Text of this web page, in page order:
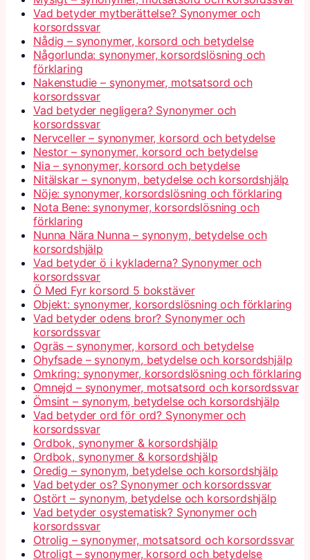
Vad betyder mytberättelse? Synonymer och
korsordssvar
Nådig – synonymer, korsord och betydelse
Någorlunda: synonymer, korsordslösning och
förklaring
Nakenstudie – synonymer, motsatsord och
korsordssvar
Vad betyder negligera? Synonymer och
korsordssvar
Nervceller – synonymer, korsord och betydelse
Nestor – synonymer, korsord och betydelse
Nia – synonymer, korsord och betydelse
Nitälskar – synonym, betydelse och korsordshjälp
Nöje: synonymer, korsordslösning och förklaring
Nota Bene: synonymer, korsordslösning och
förklaring
Nunna Nära Nunna – synonym, betydelse och
korsordshjälp
Vad betyder ö i kykladerna? Synonymer och
korsordssvar
Ö Med Fyr korsord 5 bokstäver
Objekt: synonymer, korsordslösning och förklaring
Vad betyder odens bror? Synonymer och
korsordssvar
Ogräs – synonymer, korsord och betydelse
Ohyfsade – synonym, betydelse och korsordshjälp
Omkring: synonymer, korsordslösning och förklaring
Omnejd – synonymer, motsatsord och korsordssvar
Ömsint – synonym, betydelse och korsordshjälp
Vad betyder ord för ord? Synonymer och
korsordssvar
Ordbok, synonymer & korsordshjälp
Ordbok, synonymer & korsordshjälp
Oredig – synonym, betydelse och korsordshjälp
Vad betyder os? Synonymer och korsordssvar
Ostört – synonym, betydelse och korsordshjälp
Vad betyder osystematisk? Synonymer och
korsordssvar
Otrolig – synonymer, motsatsord och korsordssvar
Otroligt – synonymer, korsord och betydelse